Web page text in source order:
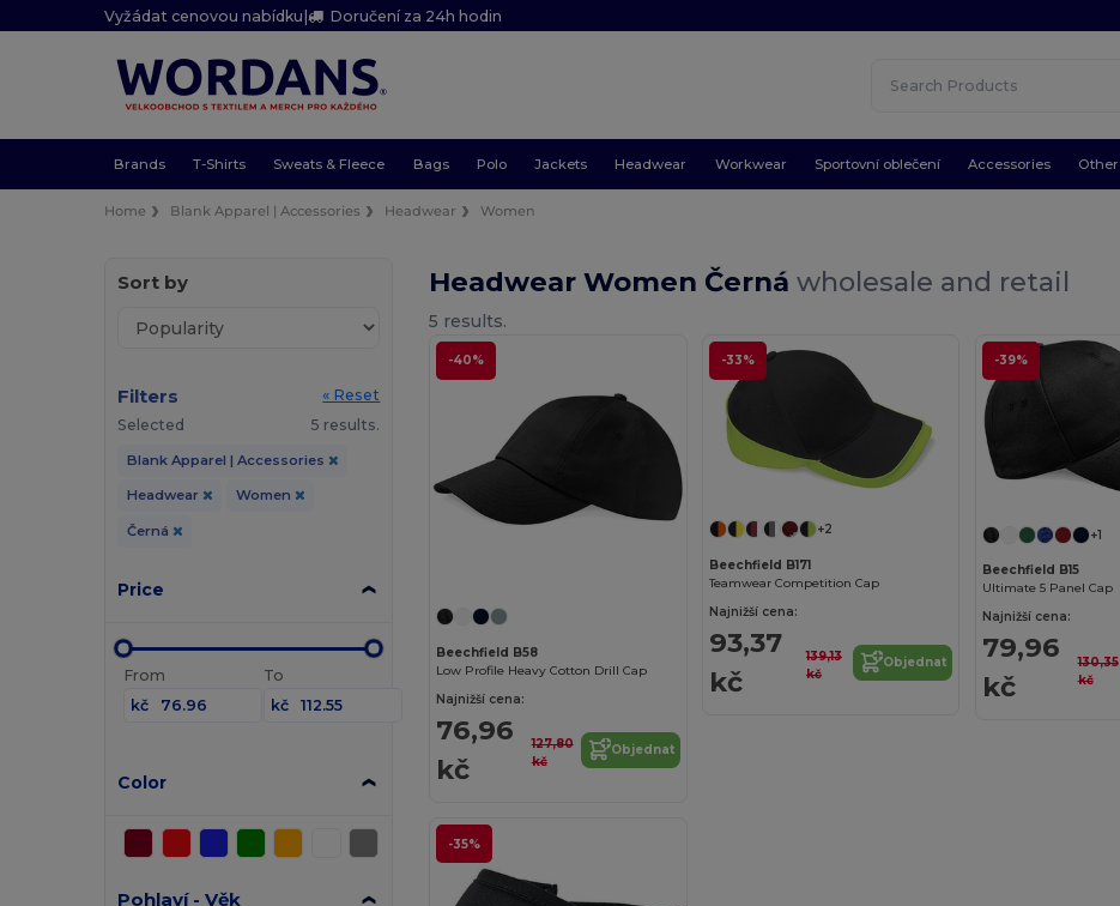
Vyžádat cenovou nabídku| Doručení za 24h hodin
Brands T-Shirts Sweats & Fleece Bags Polo Jackets Headwear Workwear Sportovní oblečení Accessories Other
Home Blank Apparel | Accessories Headwear Women
Sort by
Filters
« Reset
Selected
5 results.
Blank Apparel | Accessories
Headwear Women
Černá
Price
From
kč
To
kč
Color
Pohlaví - Věk
Headwear Women Černáwholesale and retail
5 results.
-40%
Beechfield B58
Low Profile Heavy Cotton Drill Cap
Najnižší cena:
76,96
kč
127,80
kč
Objednat
-33%
+2
Beechfield B171
Teamwear Competition Cap
Najnižší cena:
93,37
kč
139,13
kč
Objednat
-39%
+1
Beechfield B15
Ultimate 5 Panel Cap
Najnižší cena:
79,96
kč
130,35
kč
-35%